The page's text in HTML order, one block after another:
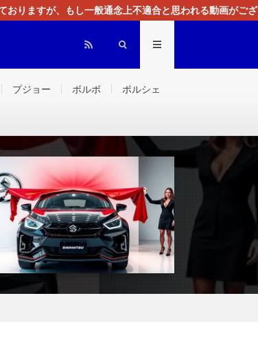
りますが、もし一般通念上不適合と思われる動画がござ
プジョー ボルボ ポルシェ